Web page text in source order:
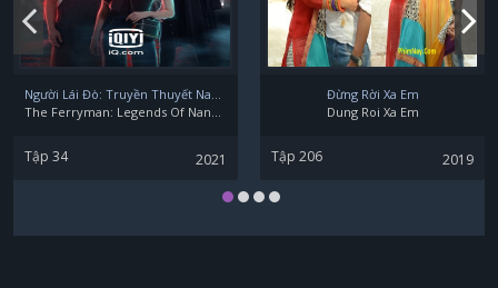
Tập 34 2021
Đừng Rời Xa Em
Dung Roi Xa Em
Tập 206 2019